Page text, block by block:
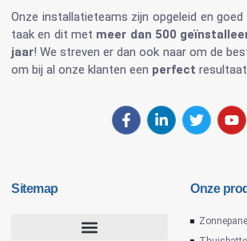
Onze installatieteams zijn opgeleid en
taak en dit met meer dan 500
jaar! We streven er dan ook naar om de
om bij al onze klanten een perfect
Sitemap Onze